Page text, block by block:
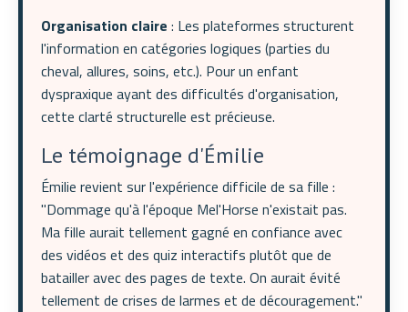
Organisation claire : Les plateformes structurent
l'information en catégories logiques (parties du
cheval, allures, soins, etc.). Pour un enfant
dyspraxique ayant des difficultés d'organisation,
cette clarté structurelle est précieuse.
Le témoignage d'Émilie
Émilie revient sur l'expérience difficile de sa fille :
"Dommage qu'à l'époque Mel'Horse n'existait pas.
Ma fille aurait tellement gagné en confiance avec
des vidéos et des quiz interactifs plutôt que de
batailler avec des pages de texte. On aurait évité
tellement de crises de larmes et de découragement."